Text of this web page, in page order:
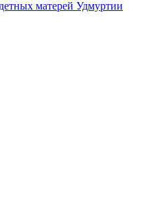
матерей Удмуртии